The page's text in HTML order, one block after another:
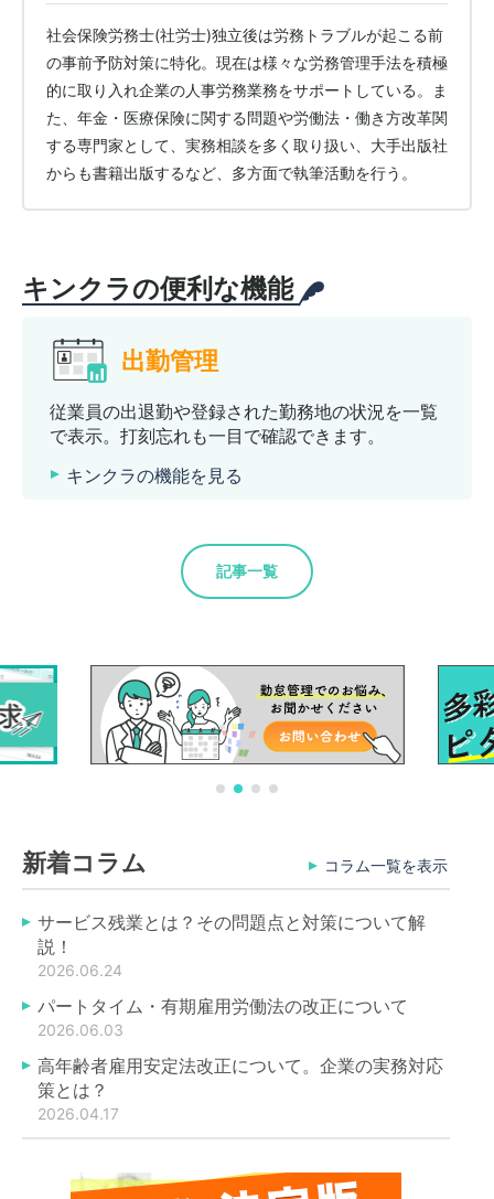
社会保険労務士(社労士)独立後は労務トラブルが起こる前
の事前予防対策に特化。現在は様々な労務管理手法を積極
的に取り入れ企業の人事労務業務をサポートしている。ま
た、年金・医療保険に関する問題や労働法・働き方改革関
する専門家として、実務相談を多く取り扱い、大手出版社
からも書籍出版するなど、多方面で執筆活動を行う。
キンクラの便利な機能
出勤管理
従業員の出退勤や登録された勤務地の状況を一覧
で表示。打刻忘れも一目で確認できます。
キンクラの機能を見る
記事一覧
新着コラム コラム一覧を表示
サービス残業とは？その問題点と対策について解
説！
2026.06.24
パートタイム・有期雇用労働法の改正について
2026.06.03
高年齢者雇用安定法改正について。企業の実務対応
策とは？
2026.04.17